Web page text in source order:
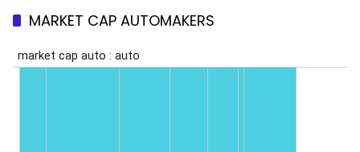
MARKET CAP AUTOMAKERS